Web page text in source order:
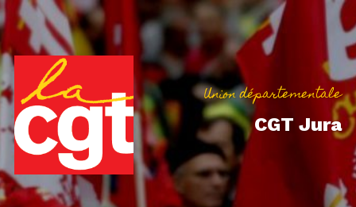
Union départementale
CGT Jura